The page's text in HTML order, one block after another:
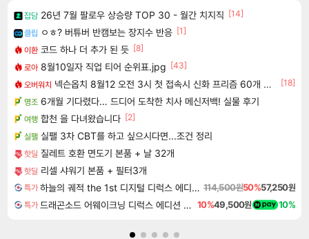
잡담 26년 7월 팔로우 상승량 TOP 30 - 월간 치지직 [14]
클립 ㅇㅎ? 버튜버 반캠보는 장지수 반응 [1]
이환 코드 하나 더 추가 된 듯 [8]
로아 8월10일자 직업 티어 순위표.jpg [43]
오버워치 넥슨옵치 8월12 오전 3시 첫 접속시 신화 프리즘 60개 선물!
[18]
명조 6개월 기다렸다… 드디어 도착한 치사 메신저백! 실물 후기
여행 합천 을 다녀왔습니다 [2]
실팰 실팰 3차 CBT를 하고 싶으시다면...조건 정리
핫딜 질레트 호환 면도기 본품 + 날 32개
핫딜 리셀 샤워기 본품 + 필터3개
특가 하늘의 궤적 the 1st 디지털 디럭스 에디션 Sora no Kiseki the 1st Digital Deluxe Edition 114,500원50%57,250원
특가 드래곤소드 어웨이크닝 디럭스 에디션 DragonSword Awakening Deluxe Edition 10%49,500원 10%